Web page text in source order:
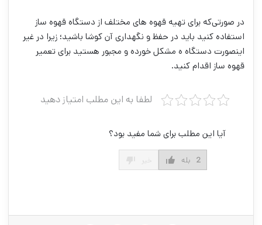
در صورتی‌که برای تهیه قهوه های مختلف از دستگاه قهوه ساز
استفاده ‌کنید باید در حفظ و نگهداری آن کوشا باشید؛ زیرا در غیر
اینصورت دستگاه ه مشکل خورده و مجبور هستید برای تعمیر
قهوه ساز اقدام کنید.
لطفا به این مطلب امتیاز دهید
آیا این مطلب برای شما مفید بود؟
بله 2